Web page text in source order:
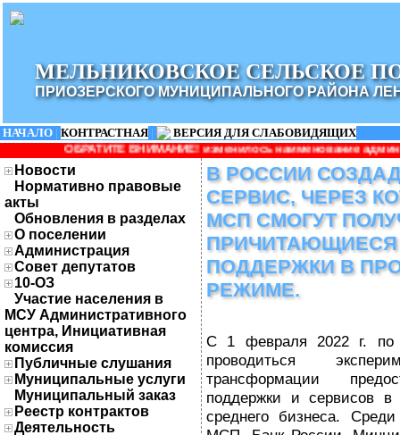
МЕЛЬНИКОВСКОЕ СЕЛЬСКОЕ
ПРИОЗЕРСКОГО МУНИЦИПАЛЬНОГО РАЙОНА
НАЧАЛО | КОНТРАСТНАЯ |
ВЕРСИЯ ДЛЯ СЛАБОВИДЯЩИХ
ВНИМАНИЕ! изменилось наименование администрации:
Новости
Нормативно правовые
акты
Обновления в разделах
О поселении
Администрация
Совет депутатов
10-ОЗ
Участие населения в
МСУ Административного
центра, Инициативная
комиссия
Публичные слушания
Муниципальные услуги
Муниципальный заказ
Реестр контрактов
Деятельность
В РОССИИ
СЕРВИС, ЧЕРЕЗ
МСП СМОГУТ
ПОДДЕРЖКИ В
РЕЖИМЕ.
С 1 февраля 2022 г. по
проводиться
трансформации
поддержки и сервисов
среднего бизнеса.